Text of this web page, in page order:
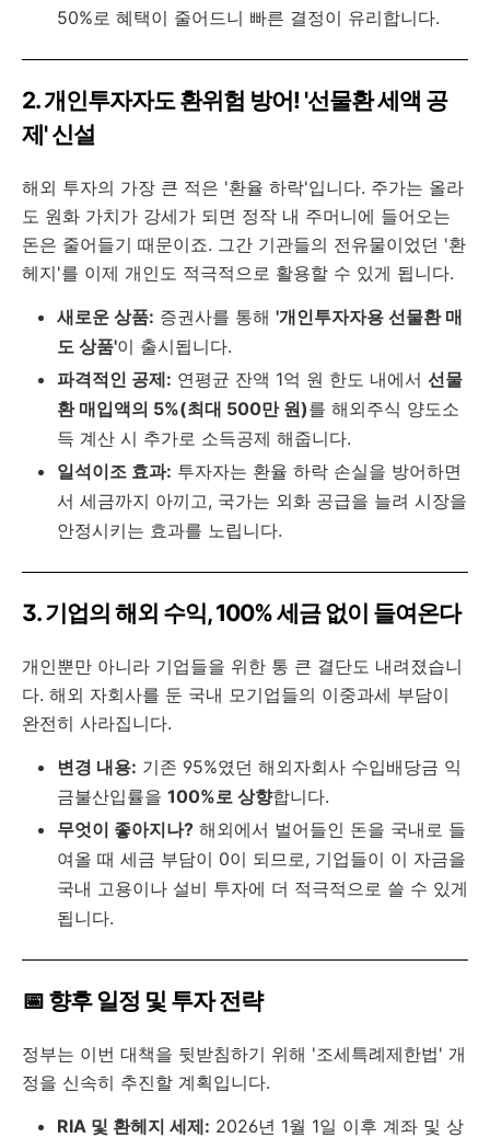
50%로 혜택이 줄어드니 빠른 결정이 유리합니다.
2. 개인투자자도 환위험 방어! '선물환 세액 공
제' 신설
해외 투자의 가장 큰 적은 '환율 하락'입니다. 주가는 올라
도 원화 가치가 강세가 되면 정작 내 주머니에 들어오는
돈은 줄어들기 때문이죠. 그간 기관들의 전유물이었던 '환
헤지'를 이제 개인도 적극적으로 활용할 수 있게 됩니다.
새로운 상품: 증권사를 통해 '개인투자자용 선물환 매
도 상품'이 출시됩니다.
파격적인 공제: 연평균 잔액 1억 원 한도 내에서 선물
환 매입액의 5%(최대 500만 원)를 해외주식 양도소
득 계산 시 추가로 소득공제 해줍니다.
일석이조 효과: 투자자는 환율 하락 손실을 방어하면
서 세금까지 아끼고, 국가는 외화 공급을 늘려 시장을
안정시키는 효과를 노립니다.
3. 기업의 해외 수익, 100% 세금 없이 들여온다
개인뿐만 아니라 기업들을 위한 통 큰 결단도 내려졌습니
다. 해외 자회사를 둔 국내 모기업들의 이중과세 부담이
완전히 사라집니다.
변경 내용: 기존 95%였던 해외자회사 수입배당금 익
금불산입률을 100%로 상향합니다.
무엇이 좋아지나? 해외에서 벌어들인 돈을 국내로 들
여올 때 세금 부담이 0이 되므로, 기업들이 이 자금을
국내 고용이나 설비 투자에 더 적극적으로 쓸 수 있게
됩니다.
📅 향후 일정 및 투자 전략
정부는 이번 대책을 뒷받침하기 위해 '조세특례제한법' 개
정을 신속히 추진할 계획입니다.
RIA 및 환헤지 세제: 2026년 1월 1일 이후 계좌 및 상